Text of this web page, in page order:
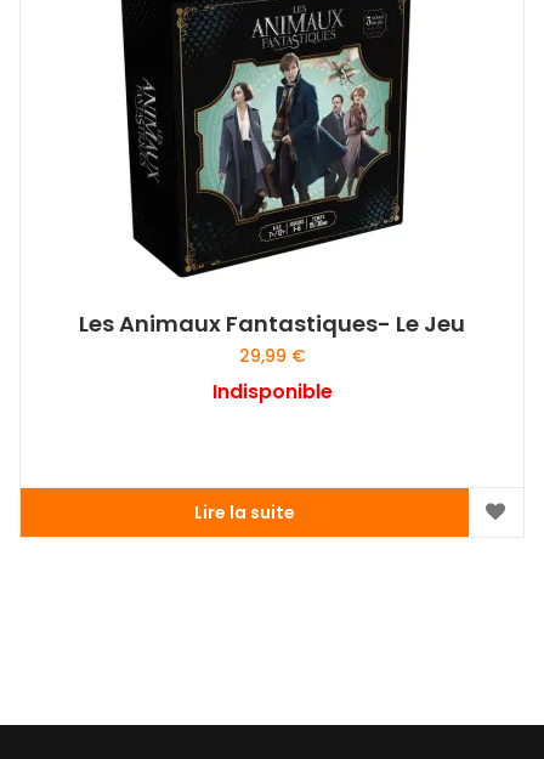
Les Animaux Fantastiques- Le Jeu
29,99 €
Indisponible
Lire la suite